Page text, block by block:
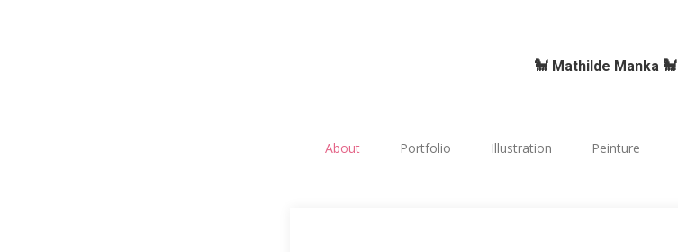
🐩 Mathilde Manka 🐩
About Portfolio Illustration Peinture